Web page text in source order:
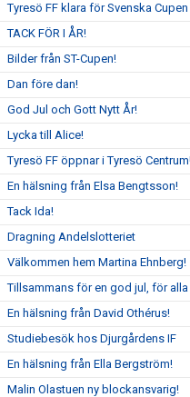
Tyresö FF klara för Svenska Cupen
TACK FÖR I ÅR!
Bilder från ST-Cupen!
Dan före dan!
God Jul och Gott Nytt År!
Lycka till Alice!
Tyresö FF öppnar i Tyresö
En hälsning från Elsa Bengtsson!
Tack Ida!
Dragning Andelslotteriet
Välkommen hem Martina Ehnberg!
Tillsammans för en god jul, för
En hälsning från David Othérus!
Studiebesök hos Djurgårdens IF
En hälsning från Ella Bergström!
Malin Olastuen ny blockansvarig!